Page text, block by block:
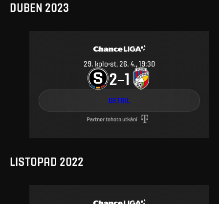
DUBEN 2023
29. kolo st, 26. 4., 19:30
2–1
DETAIL
Partner tohoto utkání
LISTOPAD 2022